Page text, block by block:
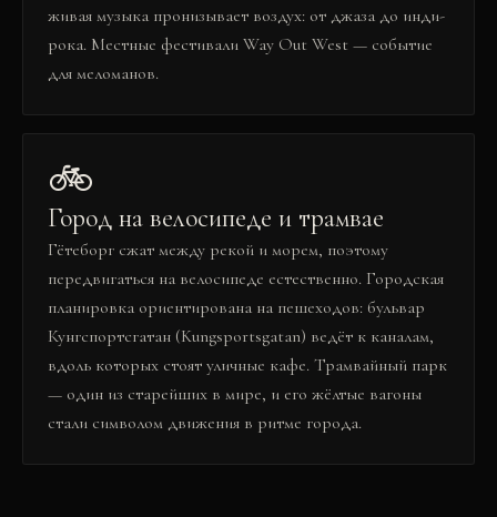
живая музыка пронизывает воздух: от джаза до инди-
рока. Местные фестивали Way Out West — событие
для меломанов.
🚲
Город на велосипеде и трамвае
Гётеборг сжат между рекой и морем, поэтому
передвигаться на велосипеде естественно. Городская
планировка ориентирована на пешеходов: бульвар
Кунгспортсгатан (Kungsportsgatan) ведёт к каналам,
вдоль которых стоят уличные кафе. Трамвайный парк
— один из старейших в мире, и его жёлтые вагоны
стали символом движения в ритме города.